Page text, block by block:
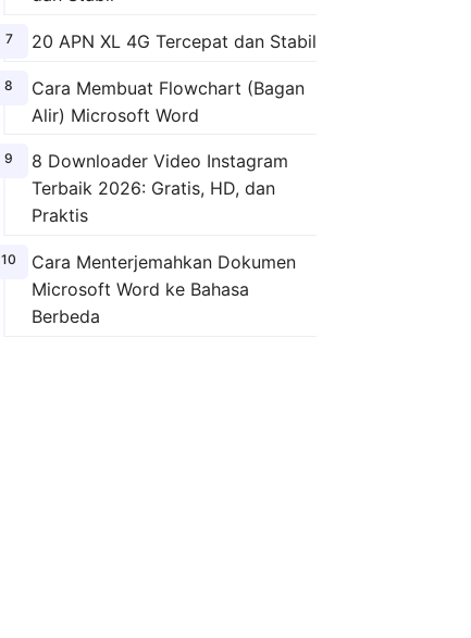
20 APN XL 4G Tercepat dan Stabil
Cara Membuat Flowchart (Bagan
Alir) Microsoft Word
8 Downloader Video Instagram
Terbaik 2026: Gratis, HD, dan
Praktis
Cara Menterjemahkan Dokumen
Microsoft Word ke Bahasa
Berbeda